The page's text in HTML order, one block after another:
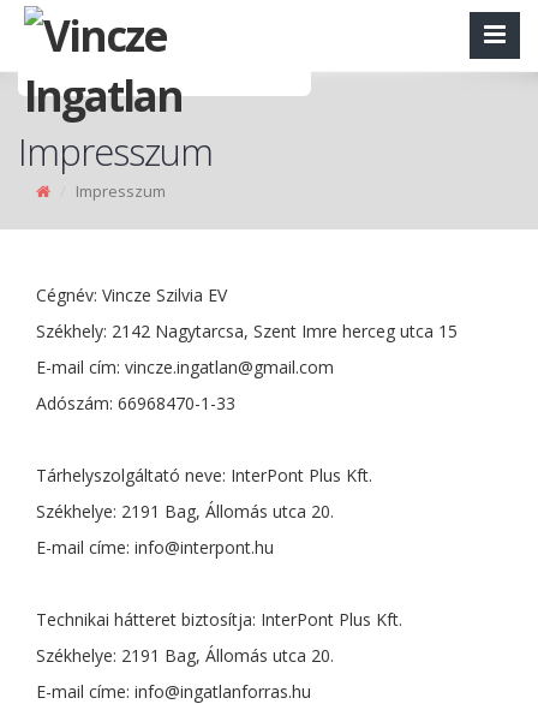
Impresszum
Impresszum
Cégnév: Vincze Szilvia EV
Székhely: 2142 Nagytarcsa, Szent Imre herceg utca 15
E-mail cím: vincze.ingatlan@gmail.com
Adószám: 66968470-1-33
Tárhelyszolgáltató neve: InterPont Plus Kft.
Székhelye: 2191 Bag, Állomás utca 20.
E-mail címe: info@interpont.hu
Technikai hátteret biztosítja: InterPont Plus Kft.
Székhelye: 2191 Bag, Állomás utca 20.
E-mail címe: info@ingatlanforras.hu